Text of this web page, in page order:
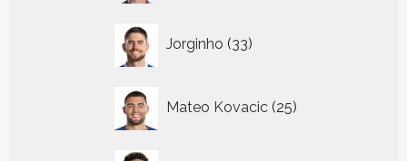
Jorginho 33
producten
Mateo Kovacic 25
producten